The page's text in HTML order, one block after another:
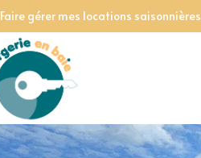
Faire gérer mes locations saisonnières